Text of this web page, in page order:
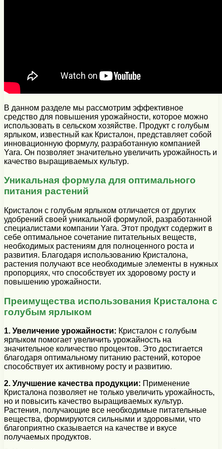
В данном разделе мы рассмотрим эффективное
средство для повышения урожайности, которое можно
использовать в сельском хозяйстве. Продукт с голубым
ярлыком, известный как Кристалон, представляет собой
инновационную формулу, разработанную компанией
Yara. Он позволяет значительно увеличить урожайность и
качество выращиваемых культур.
Уникальная формула для оптимального
питания растений
Кристалон с голубым ярлыком отличается от других
удобрений своей уникальной формулой, разработанной
специалистами компании Yara. Этот продукт содержит в
себе оптимальное сочетание питательных веществ,
необходимых растениям для полноценного роста и
развития. Благодаря использованию Кристалона,
растения получают все необходимые элементы в нужных
пропорциях, что способствует их здоровому росту и
повышению урожайности.
Преимущества использования Кристалона с
голубым ярлыком
1. Увеличение урожайности: Кристалон с голубым
ярлыком помогает увеличить урожайность на
значительное количество процентов. Это достигается
благодаря оптимальному питанию растений, которое
способствует их активному росту и развитию.
2. Улучшение качества продукции: Применение
Кристалона позволяет не только увеличить урожайность,
но и повысить качество выращиваемых культур.
Растения, получающие все необходимые питательные
вещества, формируются сильными и здоровыми, что
благоприятно сказывается на качестве и вкусе
получаемых продуктов.